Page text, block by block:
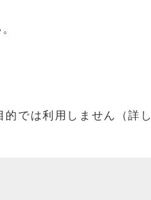
では利用しません（詳し